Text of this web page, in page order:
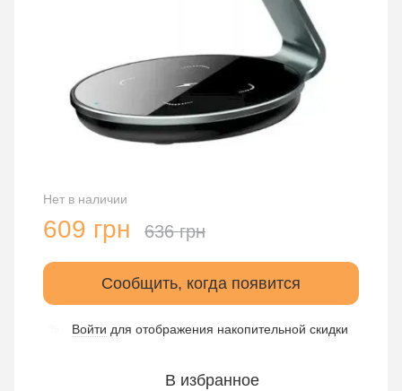
Нет в наличии
609 грн 636 грн
Сообщить, когда появится
Войти для отображения накопительной скидки
В избранное